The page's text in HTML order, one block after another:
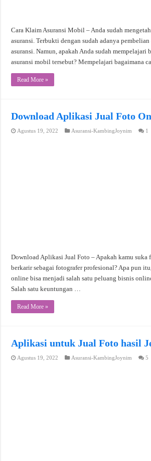
Cara Klaim Asuransi Mobil – Anda sudah
asuransi. Terbukti dengan sudah adanya pembelian
asuransi. Namun, apakah Anda sudah mempelajari
asuransi mobil tersebut? Mempelajari bagaimana
Read More »
Download Aplikasi Jual Foto
Agustus 19, 2022 Asuransi-KambingJoynim 1
Download Aplikasi Jual Foto – Apakah kamu suka
berkarir sebagai fotografer profesional? Apa pun
online bisa menjadi salah satu peluang bisnis
Salah satu keuntungan …
Read More »
Aplikasi untuk Jual Foto hasil
Agustus 19, 2022 Asuransi-KambingJoynim 5